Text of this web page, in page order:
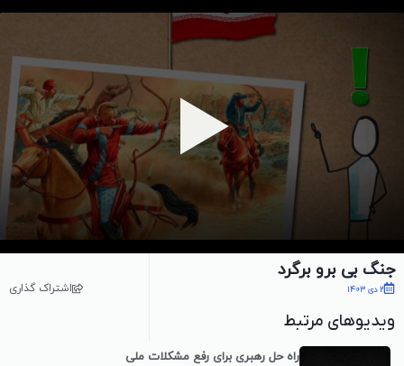
جنگ بی برو برگرد
2 دی 1403 اشتراک گذاری
ویدیوهای مرتبط
راه حل رهبری برای رفع مشکلات ملی